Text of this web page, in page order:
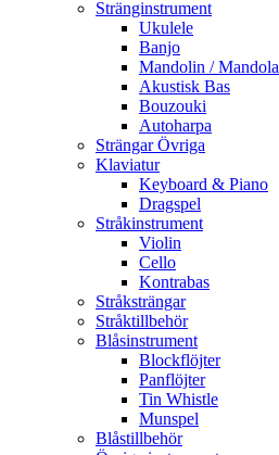
Stränginstrument
Ukulele
Banjo
Mandolin / Mandola
Akustisk Bas
Bouzouki
Autoharpa
Strängar Övriga
Klaviatur
Keyboard & Piano
Dragspel
Stråkinstrument
Violin
Cello
Kontrabas
Stråksträngar
Stråktillbehör
Blåsinstrument
Blockflöjter
Panflöjter
Tin Whistle
Munspel
Blåstillbehör